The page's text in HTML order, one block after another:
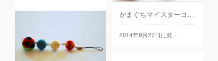
がまぐちマイスターコース
2014年9月27日に発…